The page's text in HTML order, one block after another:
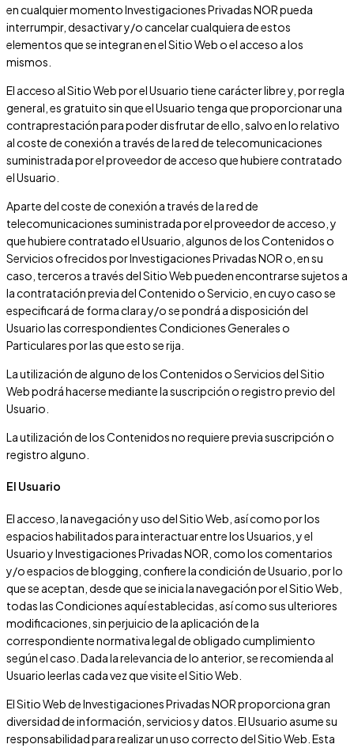
en cualquier momentoInvestigaciones Privadas NORpueda
interrumpir, desactivar y/o cancelar cualquiera de estos
elementos que se integran en el Sitio Web o el acceso a los
mismos.
El acceso al Sitio Web por el Usuario tiene carácter libre y, por regla
general, es gratuito sin que el Usuario tenga que proporcionar una
contraprestación para poder disfrutar de ello, salvo en lo relativo
al coste de conexión a través de la red de telecomunicaciones
suministrada por el proveedor de acceso que hubiere contratado
el Usuario.
Aparte del coste de conexión a través de la red de
telecomunicaciones suministrada por el proveedor de acceso, y
que hubiere contratado el Usuario, algunos de los Contenidos o
Servicios ofrecidos porInvestigaciones Privadas NORo, en su
caso, terceros a través del Sitio Web pueden encontrarse sujetos a
la contratación previa del Contenido o Servicio, en cuyo caso se
especificará de forma clara y/o se pondrá a disposición del
Usuario las correspondientes Condiciones Generales o
Particulares por las que esto se rija.
La utilización de alguno de los Contenidos o Servicios del Sitio
Web podrá hacerse mediante la suscripción o registro previo del
Usuario.
La utilización de los Contenidos no requiere previa suscripción o
registro alguno.
El Usuario
El acceso, la navegación y uso del Sitio Web, así como por los
espacios habilitados para interactuar entre los Usuarios, y el
Usuario yInvestigaciones Privadas NOR , como los comentarios
y/o espacios de blogging, confiere la condición de Usuario, por lo
que se aceptan, desde que se inicia la navegación por el Sitio Web,
todas las Condiciones aquí establecidas, así como sus ulteriores
modificaciones, sin perjuicio de la aplicación de la
correspondiente normativa legal de obligado cumplimiento
según el caso. Dada la relevancia de lo anterior, se recomienda al
Usuario leerlas cada vez que visite el Sitio Web.
El Sitio Web deInvestigaciones Privadas NORproporciona gran
diversidad de información, servicios y datos. El Usuario asume su
responsabilidad para realizar un uso correcto del Sitio Web. Esta